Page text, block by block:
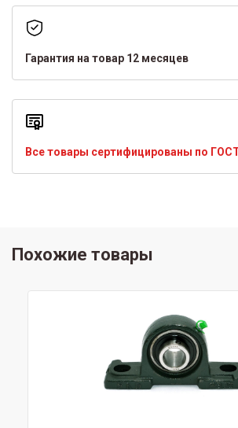
Гарантия на товар 12 месяцев
Все товары сертифицированы по
Похожие товары